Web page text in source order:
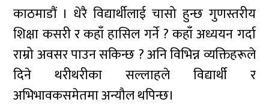
काठमाडौं । धेरै विद्यार्थीलाई चासो हुन्छ गुणस्तरीय
शिक्षा कसरी र कहाँ हासिल गर्ने ? कहाँ अध्ययन गर्दा
राम्रो अवसर पाउन सकिन्छ ? अनि विभिन्न व्यक्तिहरूले
दिने थरीथरीका सल्लाहले विद्यार्थी र
अभिभावकसमेतमा अन्यौल थपिन्छ।